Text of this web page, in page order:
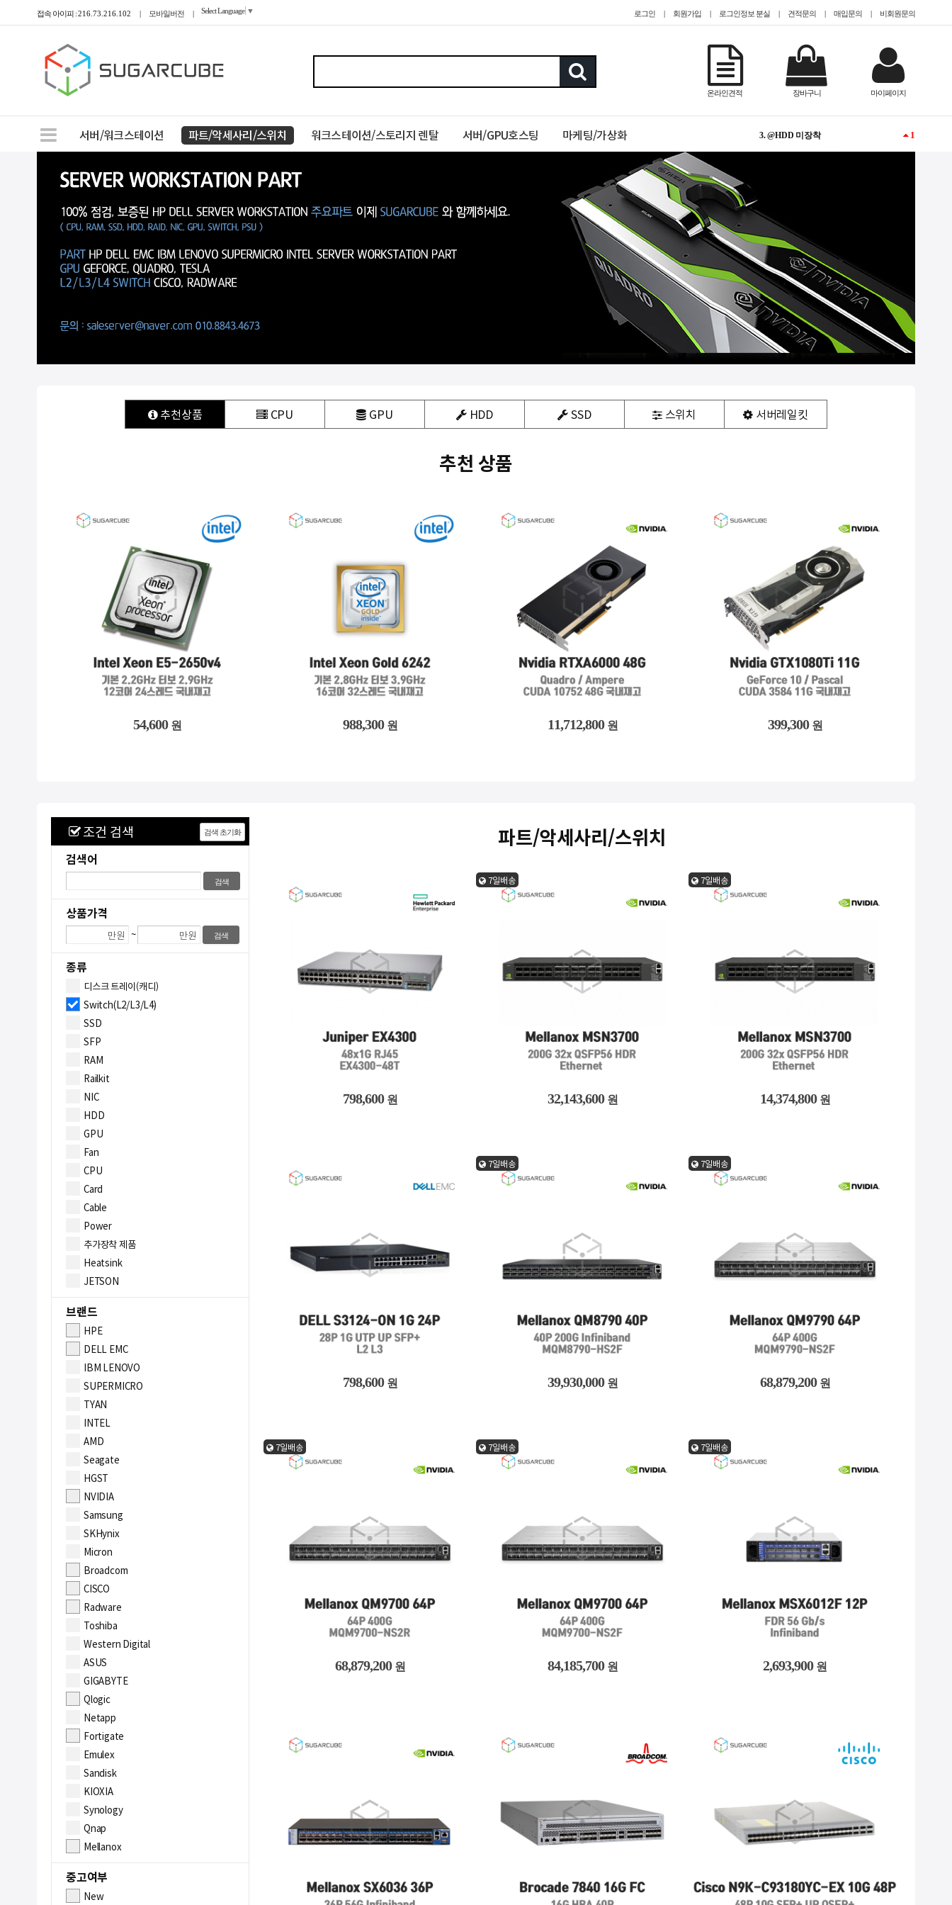
접속 아이피 :216.73.216.102 | 모바일버전 | Select Language ▼ 로그인 | 회원가입 | 로그인정보 분실 | 견적문의 | 매입문의 | 비회원문의
마이페이지
장바구니
온라인견적
서버/워크스테이션 파트/악세사리/스위치 워크스테이션/스토리지 렌탈 서버/GPU호스팅 마케팅/가상화
-
NEW
2. TESLA
3. @HDD 미장착
1
4. @2.5인치(sff)
7. QUADRO
8. #2933y
1
9. @13000개 이하
NEW
10. #gpu서버임대
추천상품 CPU GPU HDD SSD 스위치 서버레일킷
추천상품
81,200 원 24,916,300원 4,152,700원 1,796,900원
54,600 원 988,300 원 11,712,800 원 399,300 원
1,810,200원
2,741,900원
조건 검색
검색어
상품가격
만원 ~ 만원
종류
디스크 트레이(캐디)
Switch(L2/L3/L4)
SSD
SFP
RAM
Railkit
NIC
HDD
GPU
Fan
CPU
Card
Cable
Power
추가장착 제품
Heatsink
JETSON
브랜드
HPE
DELL EMC
IBM LENOVO
SUPERMICRO
TYAN
INTEL
AMD
Seagate
HGST
NVIDIA
Samsung
SKHynix
Micron
Broadcom
CISCO
Radware
Toshiba
Western Digital
ASUS
GIGABYTE
Qlogic
Netapp
Fortigate
Emulex
Sandisk
KIOXIA
Synology
Qnap
Mellanox
중고여부
New
파트/악세사리/스위치
798,600 원
7일배송
32,143,600 원
7일배송
14,374,800 원
798,600 원
7일배송
39,930,000 원
7일배송
68,879,200 원
7일배송
68,879,200 원
7일배송
84,185,700 원
7일배송
2,693,900 원